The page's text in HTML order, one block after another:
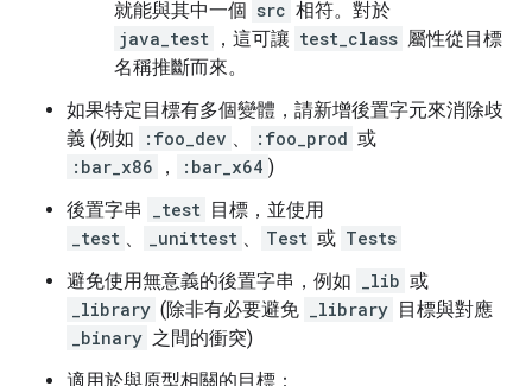
就能與其中一個 src 相符。對於
java_test ，這可讓 test_class 屬性從目標
名稱推斷而來。
如果特定目標有多個變體，請新增後置字元來消除歧
義 (例如
:foo_dev 、 :foo_prod 或
:bar_x86
， :bar_x64 )
後置字串
_test 目標，並使用
_test 、 _unittest 、 Test 或 Tests
避免使用無意義的後置字串，例如
_lib 或
_library (除非有必要避免 _library 目標與對應
_binary 之間的衝突)
適用於與原型相關的目標：